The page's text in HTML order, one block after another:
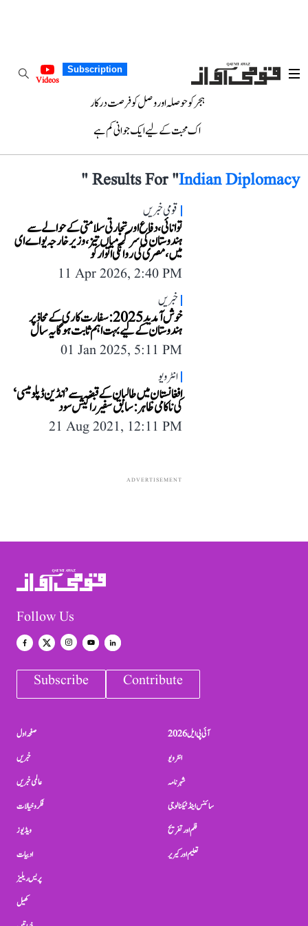
Subscription
Videos
ہجر کو حوصلہ اور وصل کو فرصت درکار
اک محبت کے لیے ایک جوانی کم ہے
Results For "Indian Diplomacy
"
قومی خبریں
توانائی، دفاع اور تجارتی سلامتی کے حوالے سے
ہندوستان کی سرگرمیاں تیز، وزیر خارجہ یواے ای
میں، مصری کی روانگی اتوار کو
11 Apr 2026, 2:40 PM
خبریں
خوش آمدید 2025: سفارت کاری کے محاذ پر
ہندوستان کے لیے بہت اہم ثابت ہوگا یہ سال
01 Jan 2025, 5:11 PM
انٹرویو
افغانستان میں طالبان کے قبضہ سے ’انڈین ڈپلومیسی‘
کی ناکامی ظاہر: سابق سفیر راکیش سود
21 Aug 2021, 12:11 PM
ADVERTISEMENT
Follow Us
Subscribe Contribute
صفحہ اول
خبریں
عالمی خبریں
فکر و خیالات
ویڈیوز
ادبیات
پریس ریلیز
کھیل
آئی پی ایل 2026
انٹرویو
شہرنامہ
سائنس اینڈ ٹیکنالوجی
فلم اور تفریح
تعلیم اور کیریر